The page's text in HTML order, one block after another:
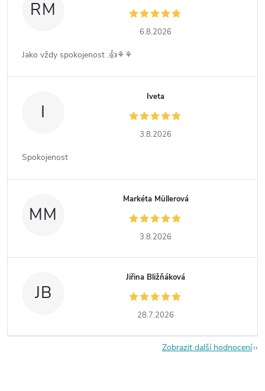
RM
6.8.2026
Jako vždy spokojenost .👍⚘️⚘️
I
Iveta
3.8.2026
Spokojenost
MM
Markéta Müllerová
3.8.2026
JB
Jiřina Bližňáková
28.7.2026
Zobrazit další hodnocení